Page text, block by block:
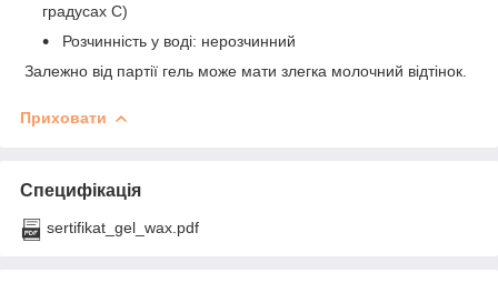
градусах C)
Розчинність у воді: нерозчинний
Залежно від партії гель може мати злегка молочний відтінок.
Приховати
Специфікація
sertifikat_gel_wax.pdf